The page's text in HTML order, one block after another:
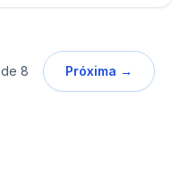
de 8 Próxima →